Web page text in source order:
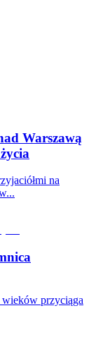
Warszawą
na
wieków przyciąga